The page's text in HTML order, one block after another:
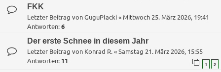
FKK
Letzter Beitrag vonGuguPlacki« Mittwoch 25. März 2026, 19:41
Antworten:6
Der erste Schnee in diesem Jahr
Letzter Beitrag von Konrad R.«Samstag 21. März 2026, 15:55
Antworten: 11 1 2